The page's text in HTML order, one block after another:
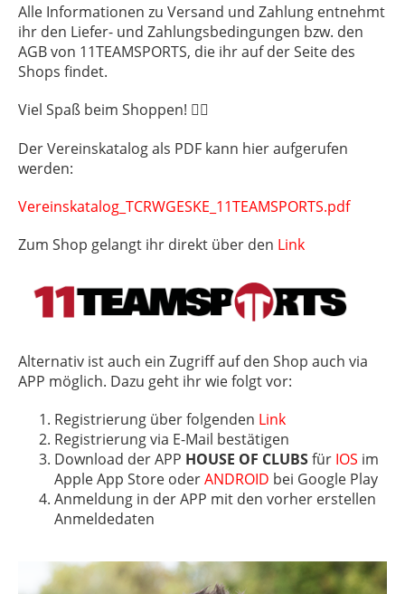
Alle Informationen zu Versand und Zahlung entnehmt
ihr den Liefer- und Zahlungsbedingungen bzw. den
AGB von 11TEAMSPORTS, die ihr auf der Seite des
Shops findet.
Viel Spaß beim Shoppen! ✌🏻
Der Vereinskatalog als PDF kann hier aufgerufen
werden:
Vereinskatalog_TCRWGESKE_11TEAMSPORTS.pdf
Zum Shop gelangt ihr direkt über den Link
Alternativ ist auch ein Zugriff auf den Shop auch via
APP möglich. Dazu geht ihr wie folgt vor:
Registrierung über folgenden Link
Registrierung via E-Mail bestätigen
Download der APP HOUSE OF CLUBSfür IOS im
Apple App Store oderANDROID bei Google Play
Anmeldung in der APP mit den vorher erstellen
Anmeldedaten